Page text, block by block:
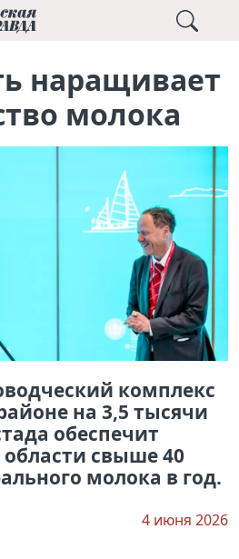
наращивает
молока
комплекс
на 3,5 тысячи
обеспечит
свыше 40
молока в год.
4 июня 2026